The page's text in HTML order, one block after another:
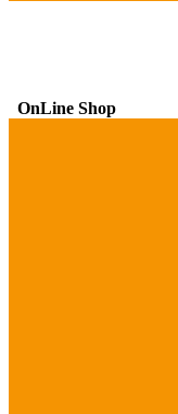
OnLine Shop